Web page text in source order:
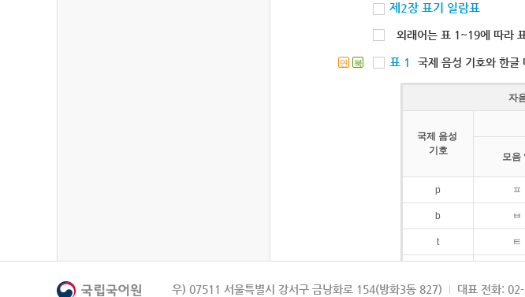
제2장 표기 일람표
외래어는 표 1~19에 따라
연 북 표 1 국제 음성 기호와 한글
자
국제 음성
기호
모음
p ㅍ
b ㅂ
t ㅌ
k ㅋ
우) 07511 서울특별시 강서구 금낭화로 154(방화3동 827) 대표 전화: